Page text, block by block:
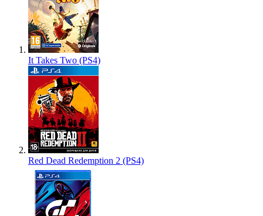
It Takes Two (PS4)
Red Dead Redemption 2 (PS4)